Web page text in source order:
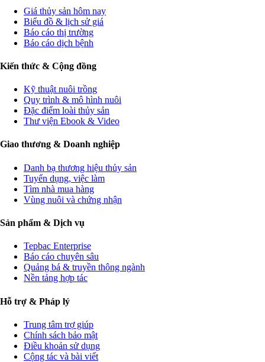
Giá thủy sản hôm nay
Biểu đồ & lịch sử giá
Báo cáo thị trường
Báo cáo dịch bệnh
Kiến thức & Cộng đồng
Kỹ thuật nuôi trồng
Quy trình & mô hình nuôi
Đặc điểm loài thủy sản
Thư viện Ebook & Video
Giao thương & Doanh nghiệp
Danh bạ thương hiệu thủy sản
Tuyển dụng, việc làm
Tìm nhà mua hàng
Vùng nuôi và chứng nhận
Sản phẩm & Dịch vụ
Tepbac Enterprise
Báo cáo chuyên sâu
Quảng bá & truyền thông ngành
Nền tảng hợp tác
Hỗ trợ & Pháp lý
Trung tâm trợ giúp
Chính sách bảo mật
Điều khoản sử dụng
Cộng tác và bài viết